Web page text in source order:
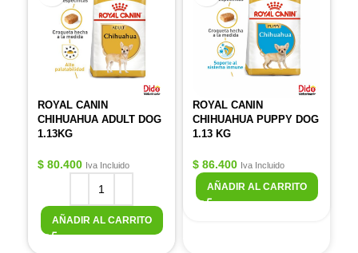
ROYAL CANIN
CHIHUAHUA ADULT DOG
1.13KG
$ 80.400 Iva Incluido
AÑADIR AL CARRITO
ROYAL CANIN
CHIHUAHUA PUPPY DOG
1.13 KG
$ 86.400 Iva Incluido
AÑADIR AL CARRITO